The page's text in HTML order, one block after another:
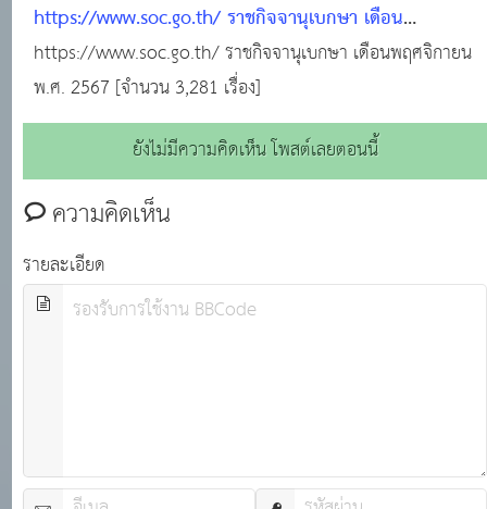
https://www.soc.go.th/ ราชกิจจานุเบกษา เดือน
พฤศจิกายน พ.ศ. 2567 [จำนวน 3,281 เรื่อง]
https://www.soc.go.th/ ราชกิจจานุเบกษา เดือนพฤศจิกายน
พ.ศ. 2567 [จำนวน 3,281 เรื่อง]
ยังไม่มีความคิดเห็น โพสต์เลยตอนนี้
ความคิดเห็น
รายละเอียด